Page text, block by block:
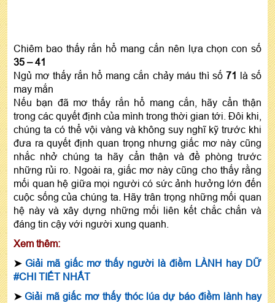
Chiêm bao thấy rắn hổ mang cắn nên lựa chọn con số
35 – 41
Ngủ mơ thấy rắn hổ mang cắn chảy máu thì số 71 là số
may mắn
Nếu bạn đã mơ thấy rắn hổ mang cắn, hãy cẩn thận
trong các quyết định của mình trong thời gian tới. Đôi khi,
chúng ta có thể vội vàng và không suy nghĩ kỹ trước khi
đưa ra quyết định quan trọng nhưng giấc mơ này cũng
nhắc nhở chúng ta hãy cẩn thận và đề phòng trước
những rủi ro. Ngoài ra, giấc mơ này cũng cho thấy rằng
mối quan hệ giữa mọi người có sức ảnh hưởng lớn đến
cuộc sống của chúng ta. Hãy trân trọng những mối quan
hệ này và xây dựng những mối liên kết chắc chắn và
đáng tin cậy với người xung quanh.
Xem thêm:
➤Giải mã giấc mơ thấy người là điềm LÀNH hay DỮ
#CHI TIẾT NHẤT
➤Giải mã giấc mơ thấy thóc lúa dự báo điềm lành hay